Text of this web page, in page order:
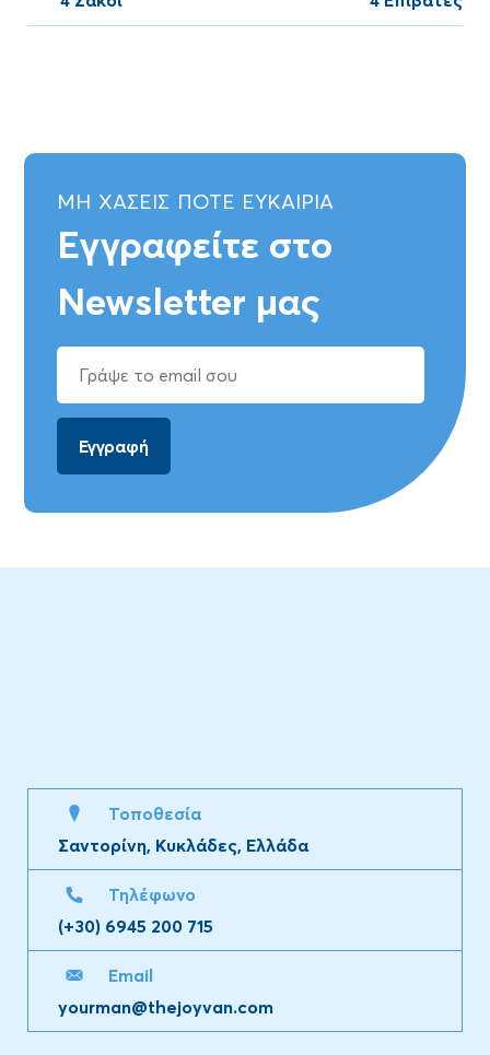
ΜΗ ΧΑΣΕΙΣ ΠΟΤΕ ΕΥΚΑΙΡΙΑ
Εγγραφείτε στο
Newsletter μας
Τοποθεσία
Σαντορίνη, Κυκλάδες, Ελλάδα
Τηλέφωνο
(+30) 6945 200 715
Email
yourman@thejoyvan.com